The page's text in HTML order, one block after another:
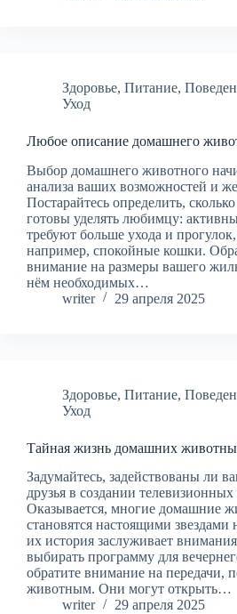
Здоровье, Питание,
Уход
Любое описание домашнего
Выбор домашнего животного
анализа ваших возможностей и
Постарайтесь определить,
готовы уделять любимцу:
требуют больше ухода и
например, спокойные кошки.
внимание на размеры вашего
нём необходимых…
writer
29 апреля 2025
Здоровье, Питание,
Уход
Тайная жизнь домашних
Задумайтесь, задействованы ли
друзья в создании
Оказывается, многие домашние
становятся настоящими звездами
их история заслуживает
выбирать программу для
обратите внимание на передачи,
животным. Они могут открыть…
writer
29 апреля 2025